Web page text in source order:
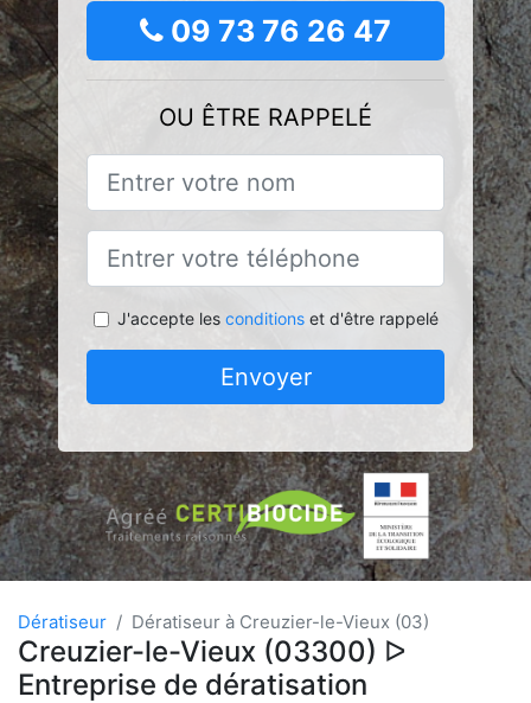
09 73 76 26 47
OU ÊTRE RAPPELÉ
J'accepte les conditionset d'être rappelé
Envoyer
Dératiseur Dératiseur à Creuzier-le-Vieux (03)
Creuzier-le-Vieux (03300) ᐅ
Entreprise de dératisation